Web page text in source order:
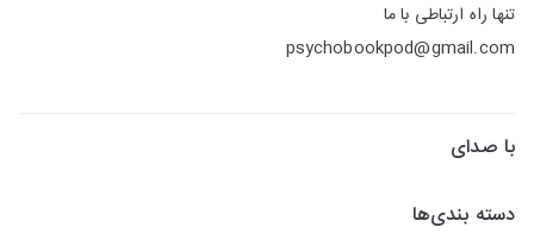
تنها راه ارتباطی با ما
psychobookpod@gmail.com
با صدای
دسته بندی‌ها